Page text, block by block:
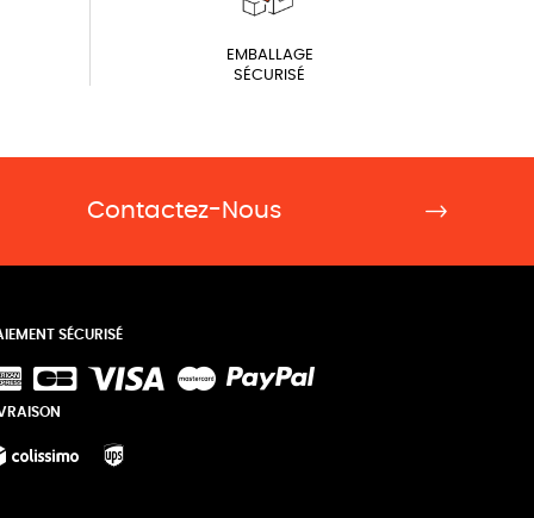
EMBALLAGE
SÉCURISÉ
Contactez-Nous
SÉCURISÉ